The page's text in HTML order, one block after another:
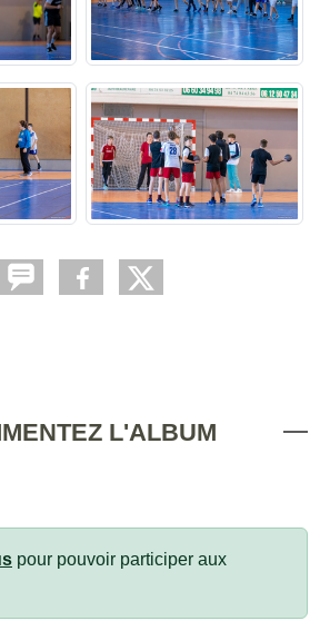
L'ALBUM
pour pouvoir participer aux